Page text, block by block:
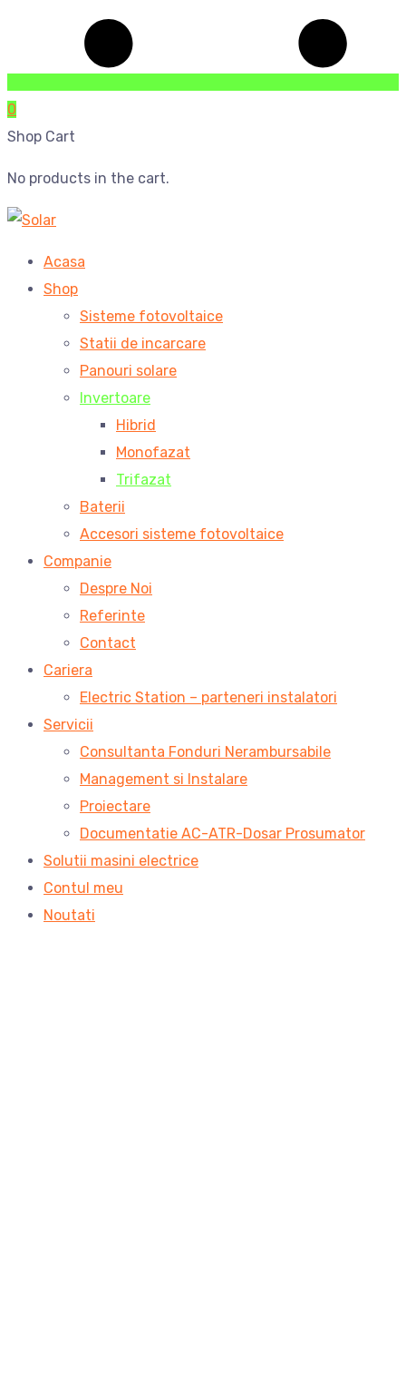
0
Shop Cart
No products in the cart.
Acasa
Shop
Sisteme fotovoltaice
Statii de incarcare
Panouri solare
Invertoare
Hibrid
Monofazat
Trifazat
Baterii
Accesori sisteme fotovoltaice
Companie
Despre Noi
Referinte
Contact
Cariera
Electric Station – parteneri instalatori
Servicii
Consultanta Fonduri Nerambursabile
Management si Instalare
Proiectare
Documentatie AC-ATR-Dosar Prosumator
Solutii masini electrice
Contul meu
Noutati